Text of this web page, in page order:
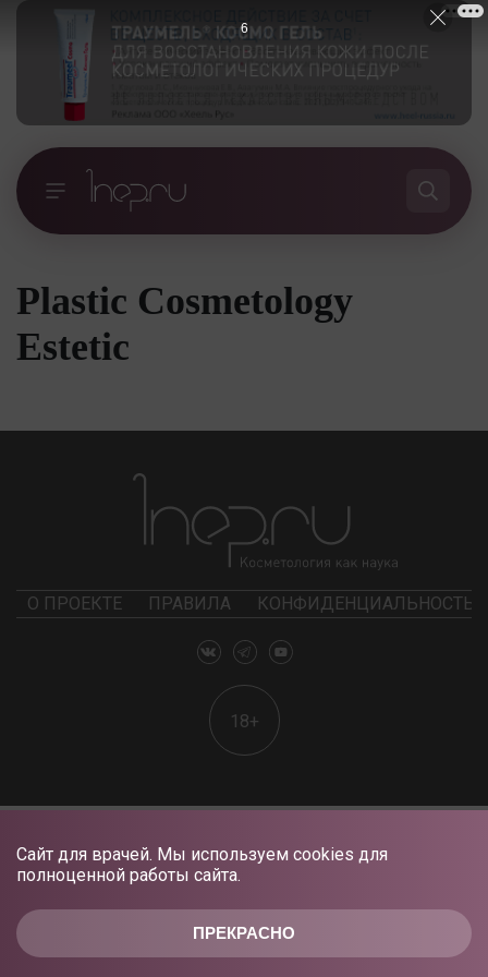
ПРЕКРАСНО
Сайт для врачей. Мы используем cookies для
полноценной работы сайта.
Plastic Cosmetology
Estetic
О ПРОЕКТЕ ПРАВИЛА КОНФИДЕНЦИАЛЬНОСТЬ
18+
6